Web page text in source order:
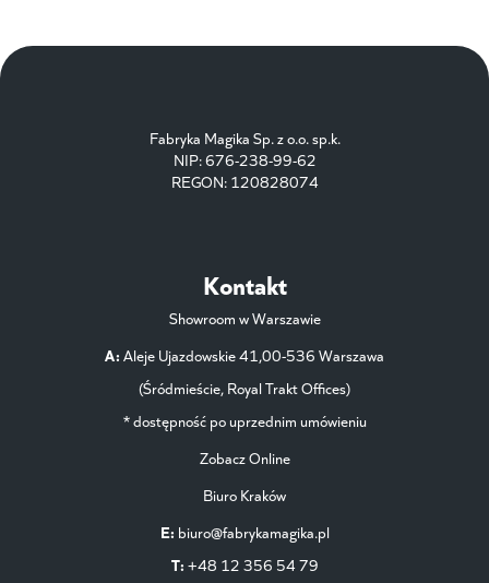
Fabryka Magika Sp. z o.o. sp.k.
NIP: 676-238-99-62
REGON: 120828074
Kontakt
Showroom w Warszawie
A: Aleje Ujazdowskie 41,00-536 Warszawa
(Śródmieście, Royal Trakt Offices)
* dostępność po uprzednim umówieniu
Zobacz Online
Biuro Kraków
E: biuro@fabrykamagika.pl
T: +48 12 356 54 79